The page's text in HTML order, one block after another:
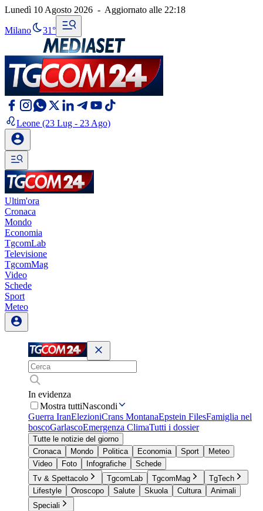
Lunedì 10 Agosto 2026 - Aggiornato alle 22:18
Milano 31°
Leone (23 Lug - 23 Ago)
Ultim'ora
Cronaca
Mondo
Economia
TgcomLab
Televisione
TgcomMag
Video
Schede
Sport
Meteo
In evidenza
Mostra tuttiNascondi
Guerra IranElezioniCrans MontanaEpstein FilesFamiglia nel
boscoGarlascoEmergenza ClimaTutti i dossier
Tutte le notizie del giorno
Cronaca
Mondo Politica Economia Sport
Meteo
Video
Foto Infografiche
Schede
Tv & Spettacolo
TgcomLab TgcomMag
TgTech
Lifestyle
Oroscopo Salute Skuola Cultura
Animali
Speciali